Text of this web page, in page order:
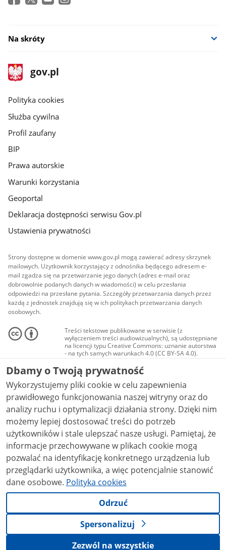
Na skróty
stopka
gov.pl
Strona
gov.pl
gov.pl
Polityka cookies
Służba cywilna
Profil zaufany
BIP
Prawa autorskie
Warunki korzystania
Geoportal
Deklaracja dostępności serwisu Gov.pl
Ustawienia prywatności
Strony dostępne w domenie www.gov.pl mogą zawierać adresy skrzynek
mailowych. Użytkownik korzystający z odnośnika będącego adresem e-
mail zgadza się na przetwarzanie jego danych (adres e-mail oraz
dobrowolnie podanych danych w wiadomości) w celu przesłania
odpowiedzi na przesłane pytania. Szczegóły przetwarzania danych przez
każdą z jednostek znajdują się w ich politykach przetwarzania danych
osobowych.
Treści tekstowe publikowane w serwisie (z
wyłączeniem treści audiowizualnych), są udostępniane
na licencji typu Creative Commons: uznanie autorstwa
- na tych samych warunkach 4.0 (CC BY-SA 4.0).
Materiały audiowizualne, w tym zdjęcia, materiały
audio i wideo, są udostępniane na licencji typu
Creative Commons: uznanie autorstwa użycie
niekomercyjne - bez utworów zależnych 4.0 (CC BY-
NC-ND 4.0), o ile nie jest to stwierdzone inaczej.
Dbamy o Twoją prywatność
Wykorzystujemy pliki cookie w celu zapewnienia
prawidłowego funkcjonowania naszej witryny oraz do
analizy ruchu i optymalizacji działania strony. Dzięki nim
możemy lepiej dostosować treści do potrzeb
użytkowników i stale ulepszać nasze usługi. Pamiętaj, że
informacje przechowywane w plikach cookie mogą
pozwalać na identyfikację konkretnego urządzenia lub
przeglądarki użytkownika, a więc potencjalnie stanowić
dane osobowe. Polityka cookies
Odrzuć
Spersonalizuj
Zezwól na wszystkie